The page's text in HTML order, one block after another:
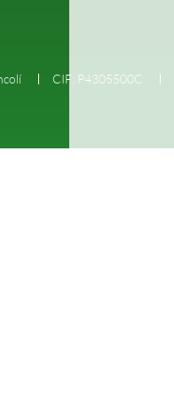
CIF: P4305500C